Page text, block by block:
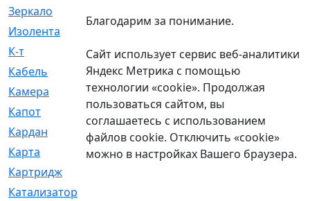
Зеркало
Изолента
[1]
К-т
[13]
Кабель
[50]
Камера
[4]
Капот
[144]
Кардан
[131]
Карта
[2]
Картридж
Катализатор
Благодарим за понимание.
Сайт использует сервис веб-аналитики
Яндекс Метрика с помощью
технологии «cookie». Продолжая
пользоваться сайтом, вы
соглашаетесь с использованием
файлов cookie. Отключить «cookie»
можно в настройках Вашего браузера.